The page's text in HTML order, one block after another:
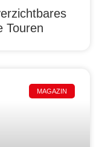
Touren
MAGAZIN